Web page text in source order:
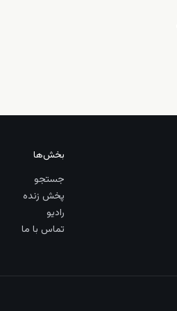
بخش‌ها
جستجو
پخش زنده
رادیو
تماس با ما